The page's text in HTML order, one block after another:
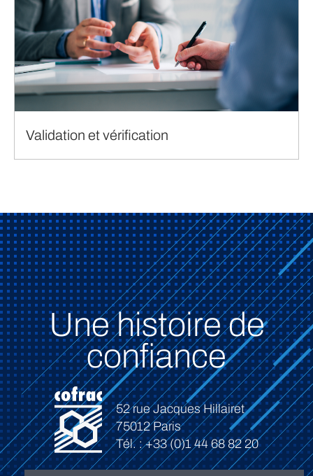
Validation et vérification
Une histoire de
confiance
52 rue Jacques Hillairet
75012 Paris
Tél. : +33 (0)1 44 68 82 20